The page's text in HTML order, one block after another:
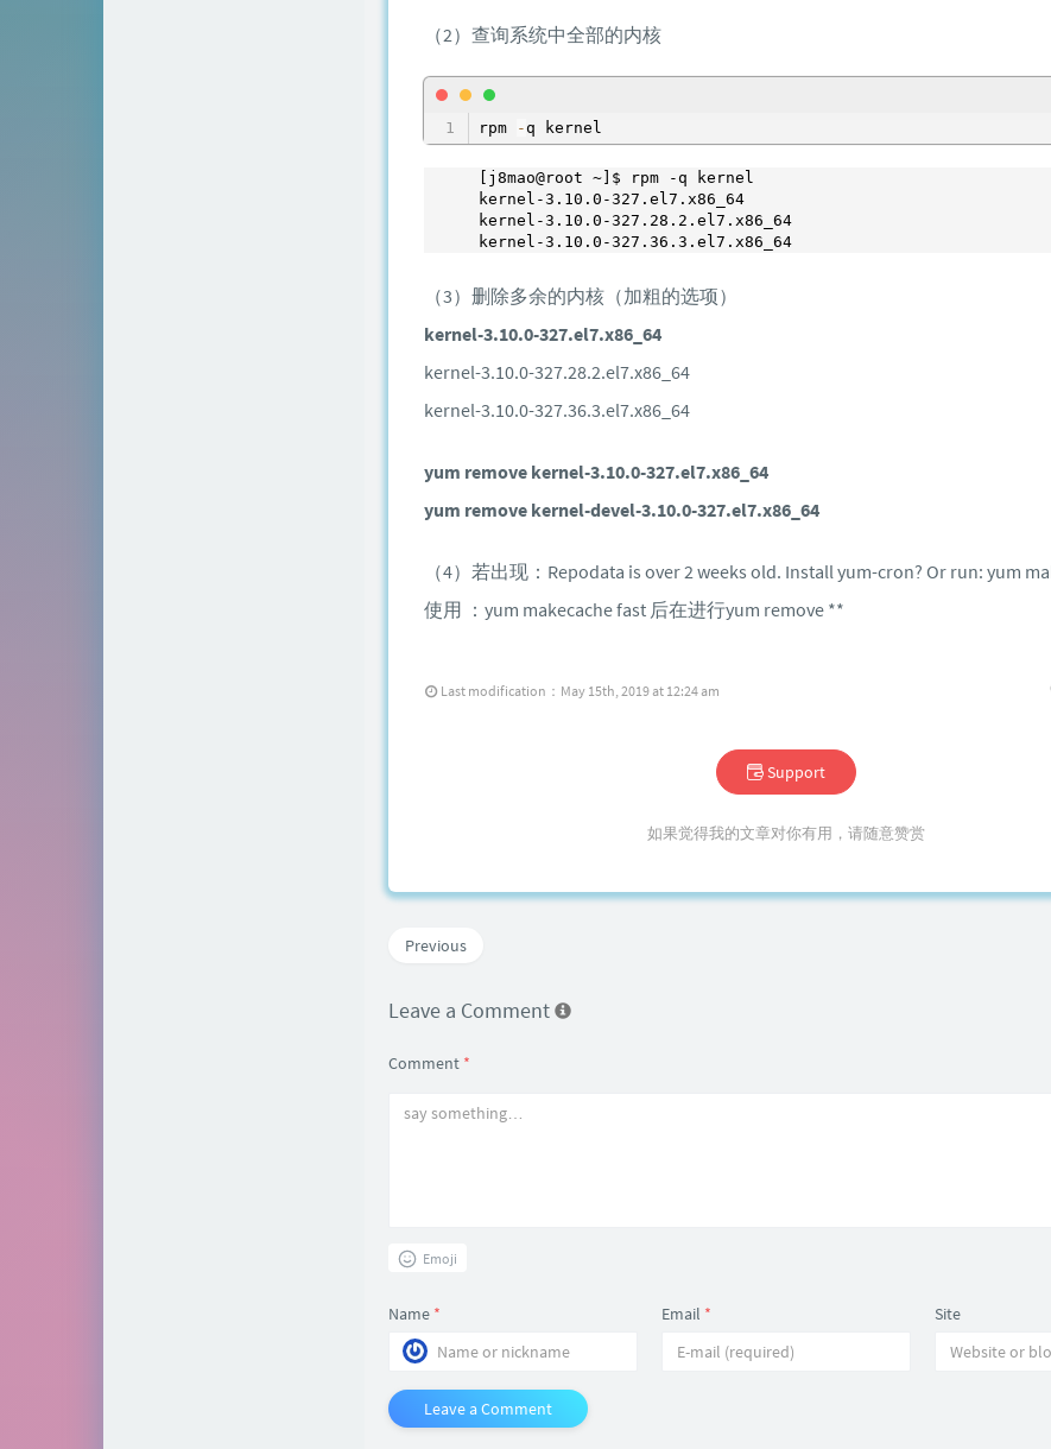
（2）查询系统中全部的内核
rpm -
[j8mao@root ~]$ rpm -q kernel
kernel-3.10 . 0 -327 .el7.x86_64
kernel-3.10 . 0 -327.28 . 2 .el7.x86_64
kernel-3.10 . 0 -327.36 . 3 .el7.x86_64
（3）删除多余的内核（加粗的选项）
kernel-3.10.0-327.el7.x86_64
kernel-3.10.0-327.28.2.el7.x86_64
kernel-3.10.0-327.36.3.el7.x86_64
yum remove kernel-3.10.0-327.el7.x86_64
yum remove kernel-devel-3.10.0-327.el7.x86_64
（4）若出现：Repodata is over 2 weeks old. Install yum-cron? Or run: yum
使用 ：yum makecache fast 后在进行yum remove **
Last modification：May 15th, 2019 at 12:24 am
Support
如果觉得我的文章对你有用，请随意赞赏
Previous
Leave a Comment
Comment *
Emoji
Name * Email * Site
Leave a Comment